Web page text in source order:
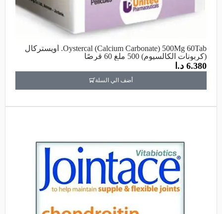
Oystercal (Calcium Carbonate) 500Mg 60Tab. أويستركال
(كربونات الكالسيوم) 500 ملغ 60 قرصًا
6.380 د.ا
أضف الي السلة